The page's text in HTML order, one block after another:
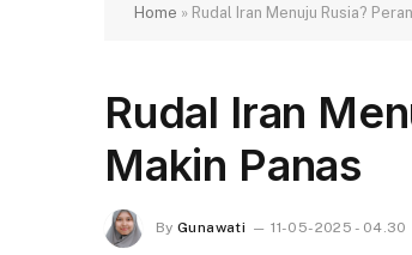
Home » Rudal Iran Menuju Rusia?
Rudal Iran
Makin Panas
By Gunawati 11-05-2025 - 04.30